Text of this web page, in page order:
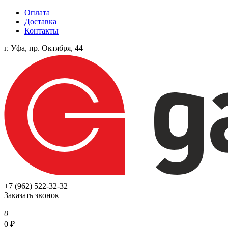
Оплата
Доставка
Контакты
г. Уфа, пр. Октября, 44
+7 (962) 522-32-32
Заказать звонок
0
0 ₽